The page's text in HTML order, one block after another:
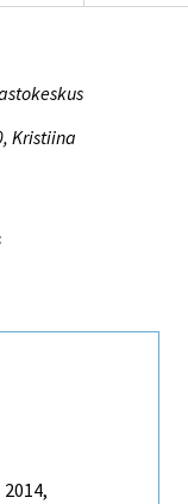
Kristiina
2014,